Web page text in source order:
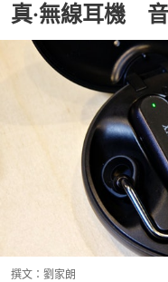
真·無線耳機
撰文： 劉家朗